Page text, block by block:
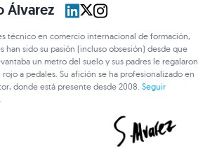
Álvarez
técnico en comercio internacional de formación,
han sido su pasión (incluso obsesión) desde que
un metro del suelo y sus padres le regalaron
rojo a pedales. Su afición se ha profesionalizado en
donde está presente desde 2008.Seguir